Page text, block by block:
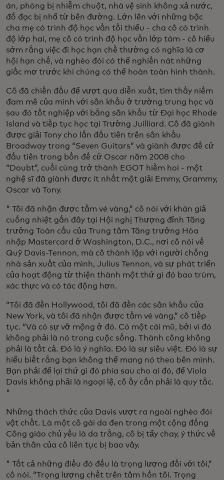
án, phòng bị nhiễm chuột, nhà vệ sinh không xả nước,
đồ đạc bị nhổ từ bên đường. Lớn lên với những bậc
cha mẹ có trình độ học vấn tối thiểu - cha cô có trình
độ lớp hai, mẹ cô có trình độ học vấn lớp tám - cô hiểu
sớm rằng việc đi học hạn chế thường có nghĩa là cơ
hội hạn chế, và nghèo đói có thể nghiền nát những
giấc mơ trước khi chúng có thể hoàn toàn hình thành.
Cô đã chiến đấu để vượt qua diễn xuất, tìm thấy niềm
đam mê của mình với sân khấu ở trường trung học và
sau đó tốt nghiệp với bằng sân khấu từ Đại học Rhode
Island và tiếp tục học tại Trường Juilliard. Cô đã giành
được giải Tony cho lần đầu tiên trên sân khấu
Broadway trong “Seven Guitars” và giành được đề cử
đầu tiên trong bốn đề cử Oscar năm 2008 cho
“Doubt”, cuối cùng trở thành EGOT hiếm hoi - một
nghệ sĩ đã giành được ít nhất một giải Emmy, Grammy,
Oscar và Tony.
" Tôi đã nhận được tấm vé vàng,” cô nói với khán giả
cuồng nhiệt gần đây tại Hội nghị Thượng đỉnh Tăng
trưởng Toàn cầu của Trung tâm Tăng trưởng Hòa
nhập Mastercard ở Washington, D.C., nơi cô nói về
Quỹ Davis-Tennon, mà cô thành lập với người chồng
nhà sản xuất của mình, Julius Tennon, và sự phát triển
của hoạt động từ thiện thành một thứ gì đó bao trùm,
xác thực và có tác động hơn.
“Tôi đã đến Hollywood, tôi đã đến các sân khấu của
New York, và tôi đã nhận được tấm vé vàng,” cô tiếp
tục. “Và có sự vỡ mộng ở đó. Có một cái mũ, bởi vì đó
không phải là nó trong cuộc sống. Thành công không
phải là tất cả. Đó là ý nghĩa. Đó là sự siêu việt. Đó là sự
hiểu biết rằng bạn không thể mang nó theo bên mình.
Bạn phải để lại thứ gì đó phía sau cho ai đó, để Viola
Davis không phải là ngoại lệ, cô ấy cần phải là quy tắc.
"
Những thách thức của Davis vượt ra ngoài nghèo đói
vật chất. Là một cô gái da đen trong một cộng đồng
Công giáo chủ yếu là da trắng, cô bị tẩy chay, ý thức về
bản thân của cô liên tục bị bao vây.
" Tất cả những điều đó đều là trọng lượng đối với tôi,”
cô nói. “Trọng lượng chết trên tâm hồn tôi. Trọng